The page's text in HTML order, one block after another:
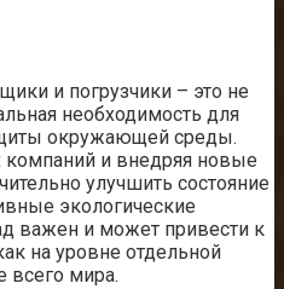
и погрузчики – это не
необходимость для
окружающей среды.
и внедряя новые
улучшить состояние
экологические
важен и может привести к
на уровне отдельной
всего мира.